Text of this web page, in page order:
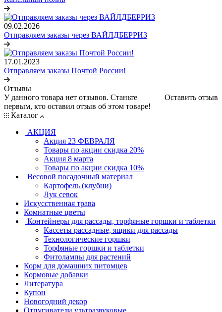
09.02.2026
Отправляем заказы через ВАЙЛДБЕРРИЗ
17.01.2023
Отправляем заказы Почтой России!
Отзывы
Оставить отзыв
У данного товара нет отзывов. Станьте
первым, кто оставил отзыв об этом товаре!
Каталог
АКЦИЯ
Акция 23 ФЕВРАЛЯ
Товары по акции скидка 20%
Акция 8 марта
Товары по акции скидка 10%
Весовой посадочный материал
Картофель (клубни)
Лук севок
Искусственная трава
Комнатные цветы
Контейнеры для рассады, торфяные горшки и таблетки
Кассеты рассадные, ящики для рассады
Технологические горшки
Торфяные горшки и таблетки
Фитолампы для растений
Корм для домашних питомцев
Кормовые добавки
Литература
Купон
Новогодний декор
Отпугиватели ультразвуковые